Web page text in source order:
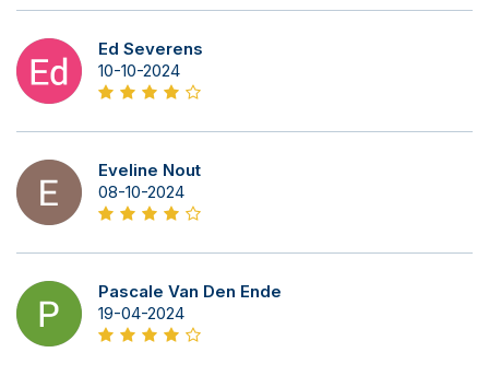
Ed Severens
10-10-2024
Eveline Nout
08-10-2024
Pascale Van Den Ende
19-04-2024